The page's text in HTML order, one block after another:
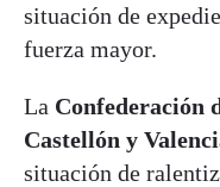
situación de
fuerza mayor.
La Confederación
Castellón y
situación de